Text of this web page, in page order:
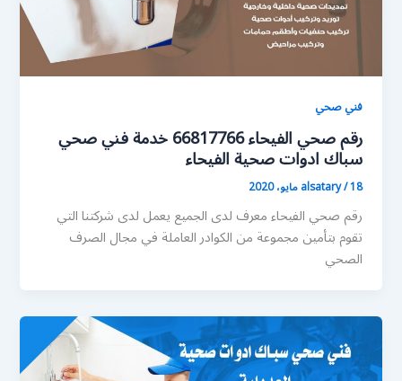
فني صحي
رقم صحي الفيحاء 66817766 خدمة فني صحي
سباك ادوات صحية الفيحاء
alsatary/18 مايو، 2020
رقم صحي الفيحاء معرف لدى الجميع يعمل لدى شركتنا التي
تقوم بتأمين مجموعة من الكوادر العاملة في مجال الصرف
الصحي